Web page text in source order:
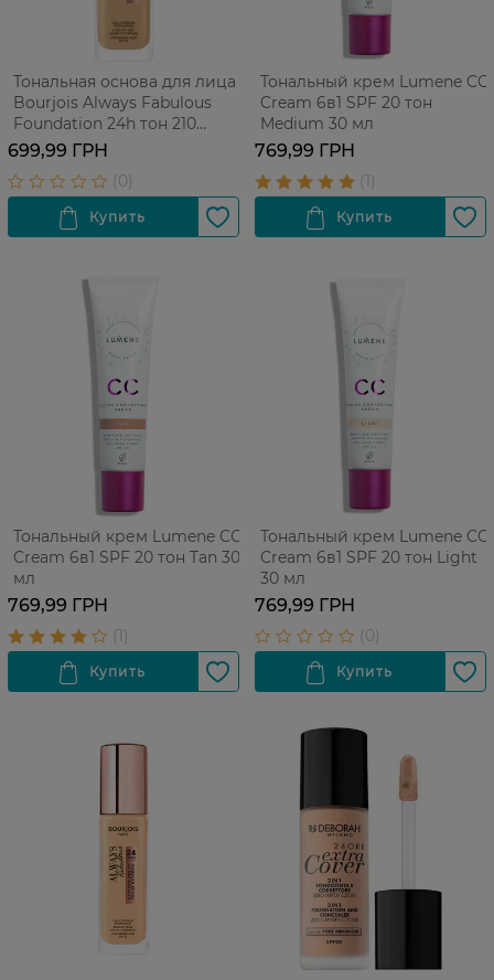
Тональная основа для лица
Bourjois Always Fabulous
Foundation 24h тон 210
Vanilla 30 мл
699,99 ГРН
Тональный крем Lumene CC
Cream 6в1 SPF 20 тон
Medium 30 мл
769,99 ГРН
Тональный крем Lumene CC
Cream 6в1 SPF 20 тон Tan 30
мл
769,99 ГРН
Тональный крем Lumene CC
Cream 6в1 SPF 20 тон Light
30 мл
769,99 ГРН